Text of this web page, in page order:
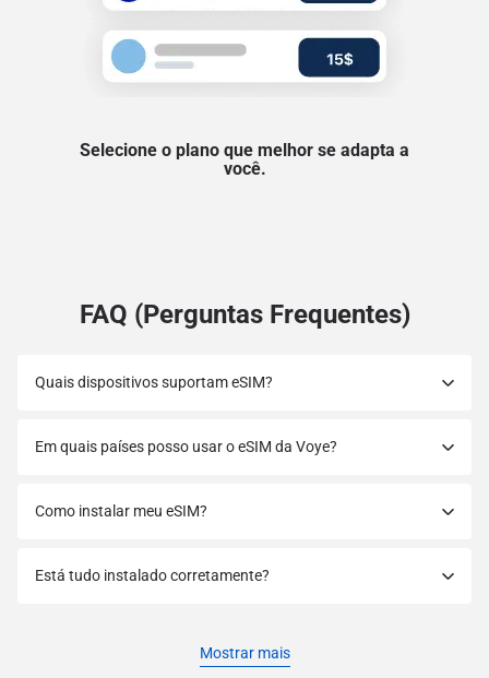
Selecione o plano que melhor se adapta a
você.
FAQ (Perguntas Frequentes)
Quais dispositivos suportam eSIM?
Em quais países posso usar o eSIM da Voye?
Como instalar meu eSIM?
Está tudo instalado corretamente?
Mostrar mais